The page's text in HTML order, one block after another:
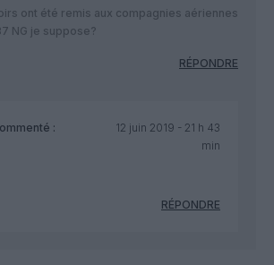
ont été remis aux compagnies aériennes
NG je suppose?
RÉPONDRE
:
12 juin 2019 - 21 h 43
min
RÉPONDRE